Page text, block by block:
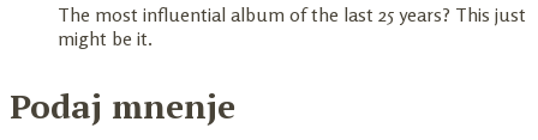
The most influential album of the last 25 years? This just
might be it.
Podaj mnenje